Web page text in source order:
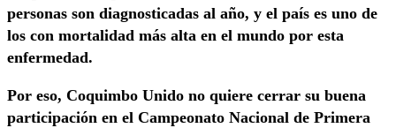
personas son diagnosticadas al año, y el país es uno de
los con mortalidad más alta en el mundo por esta
enfermedad.
Por eso, Coquimbo Unido no quiere cerrar su buena
participación en el Campeonato Nacional de Primera